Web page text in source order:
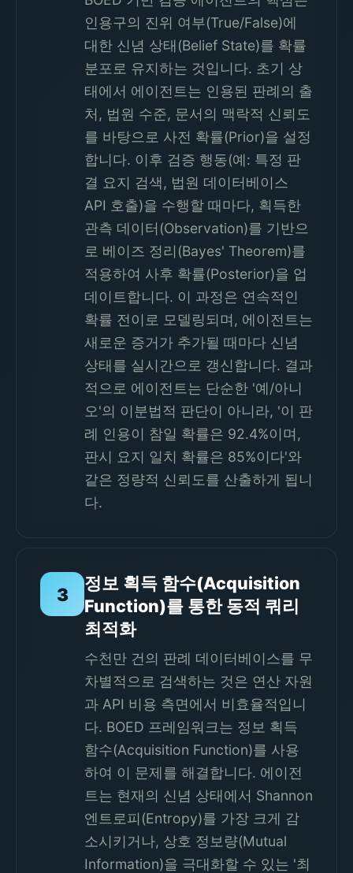
인용구의 진위 여부(True/False)에
대한 신념 상태(Belief State)를 확률
분포로 유지하는 것입니다. 초기 상
태에서 에이전트는 인용된 판례의 출
처, 법원 수준, 문서의 맥락적 신뢰도
를 바탕으로 사전 확률(Prior)을 설정
합니다. 이후 검증 행동(예: 특정 판
결 요지 검색, 법원 데이터베이스
API 호출)을 수행할 때마다, 획득한
관측 데이터(Observation)를 기반으
로 베이즈 정리(Bayes' Theorem)를
적용하여 사후 확률(Posterior)을 업
데이트합니다. 이 과정은 연속적인
확률 전이로 모델링되며, 에이전트는
새로운 증거가 추가될 때마다 신념
상태를 실시간으로 갱신합니다. 결과
적으로 에이전트는 단순한 '예/아니
오'의 이분법적 판단이 아니라, '이 판
례 인용이 참일 확률은 92.4%이며,
판시 요지 일치 확률은 85%이다'와
같은 정량적 신뢰도를 산출하게 됩니
다.
3
정보 획득 함수(Acquisition
Function)를 통한 동적 쿼리
최적화
수천만 건의 판례 데이터베이스를 무
차별적으로 검색하는 것은 연산 자원
과 API 비용 측면에서 비효율적입니
다. BOED 프레임워크는 정보 획득
함수(Acquisition Function)를 사용
하여 이 문제를 해결합니다. 에이전
트는 현재의 신념 상태에서 Shannon
엔트로피(Entropy)를 가장 크게 감
소시키거나, 상호 정보량(Mutual
Information)을 극대화할 수 있는 '최